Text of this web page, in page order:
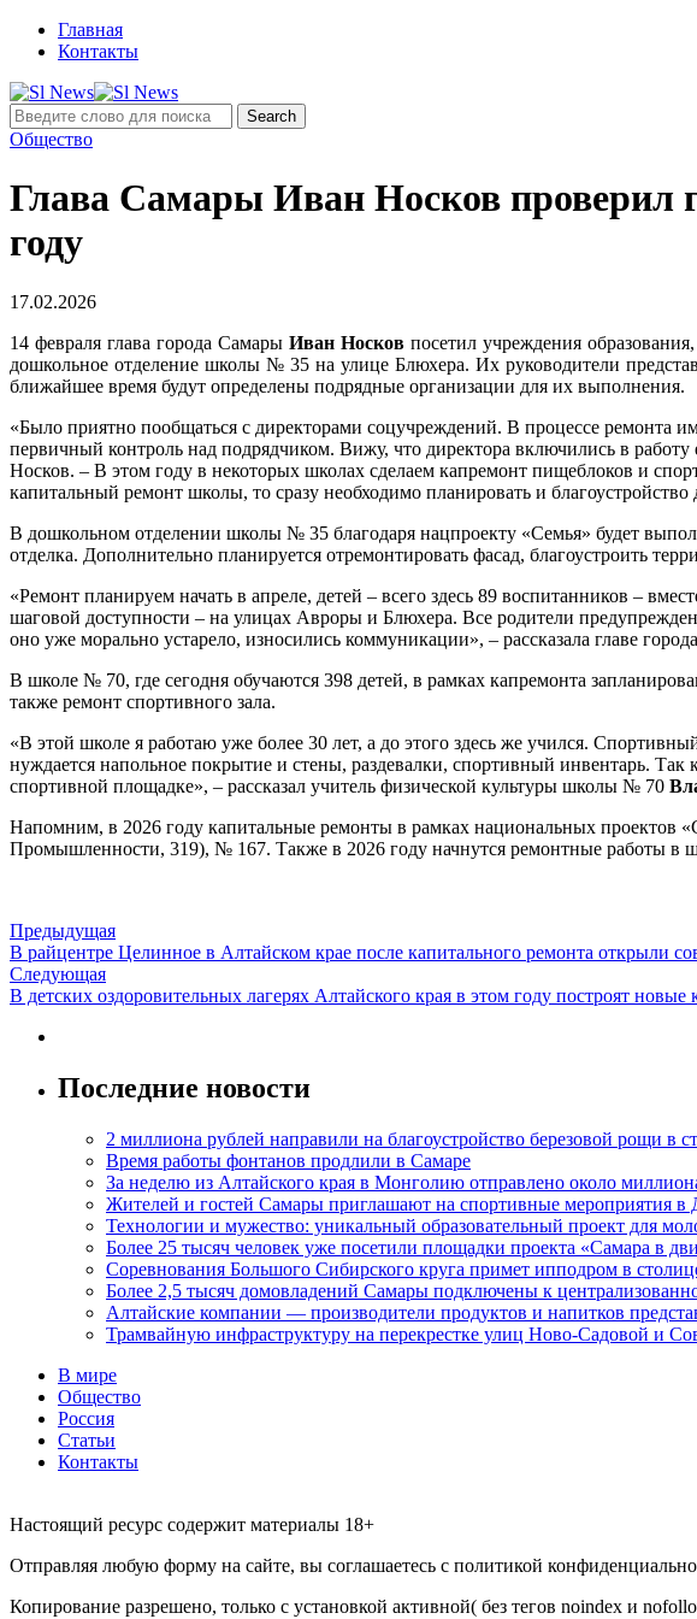
Главная
Контакты
Общество
Глава Самары Иван Носков проверил
году
17.02.2026
14 февраля глава города Самары Иван Носков посетил учреждения
дошкольное отделение школы № 35 на улице Блюхера. Их руководители
ближайшее время будут определены подрядные организации для их выполнения.
«Было приятно пообщаться с директорами соцучреждений. В процессе ремонта
первичный контроль над подрядчиком. Вижу, что директора включились в работу
Носков. – В этом году в некоторых школах сделаем капремонт пищеблоков и
капитальный ремонт школы, то сразу необходимо планировать и
В дошкольном отделении школы № 35 благодаря нацпроекту «Семья» будет
отделка. Дополнительно планируется отремонтировать фасад, благоустроить
«Ремонт планируем начать в апреле, детей – всего здесь 89 воспитанников –
шаговой доступности – на улицах Авроры и Блюхера. Все родители
оно уже морально устарело, износились коммуникации», – рассказала главе
В школе № 70, где сегодня обучаются 398 детей, в рамках капремонта
также ремонт спортивного зала.
«В этой школе я работаю уже более 30 лет, а до этого здесь же учился.
нуждается напольное покрытие и стены, раздевалки, спортивный инвентарь.
спортивной площадке», – рассказал учитель физической культуры школы № 70
Напомним, в 2026 году капитальные ремонты в рамках национальных
Промышленности, 319), № 167. Также в 2026 году начнутся ремонтные работы в
Предыдущая
В райцентре Целинное в Алтайском крае после капитального ремонта открыли
Следующая
В детских оздоровительных лагерях Алтайского края в этом году построят новые
Последние новости
2 миллиона рублей направили на благоустройство березовой рощи в
Время работы фонтанов продлили в Самаре
За неделю из Алтайского края в Монголию отправлено около
Жителей и гостей Самары приглашают на спортивные мероприятия в
Технологии и мужество: уникальный образовательный проект для
Более 25 тысяч человек уже посетили площадки проекта «Самара в
Соревнования Большого Сибирского круга примет ипподром в
Более 2,5 тысяч домовладений Самары подключены к
Алтайские компании — производители продуктов и напитков
Трамвайную инфраструктуру на перекрестке улиц Ново-Садовой и
В мире
Общество
Россия
Статьи
Контакты
Настоящий ресурс содержит материалы 18+
Отправляя любую форму на сайте, вы соглашаетесь с политикой
Копирование разрешено, только с установкой активной( без тегов noindex и